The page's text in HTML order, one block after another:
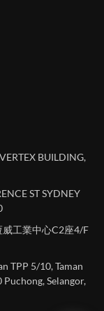
BUILDING,
ST SYDNEY
工業中心C2座4/F
TPP 5/10, Taman
Selangor,